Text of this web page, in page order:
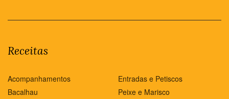
Receitas
Acompanhamentos
Bacalhau
Entradas e Petiscos
Peixe e Marisco